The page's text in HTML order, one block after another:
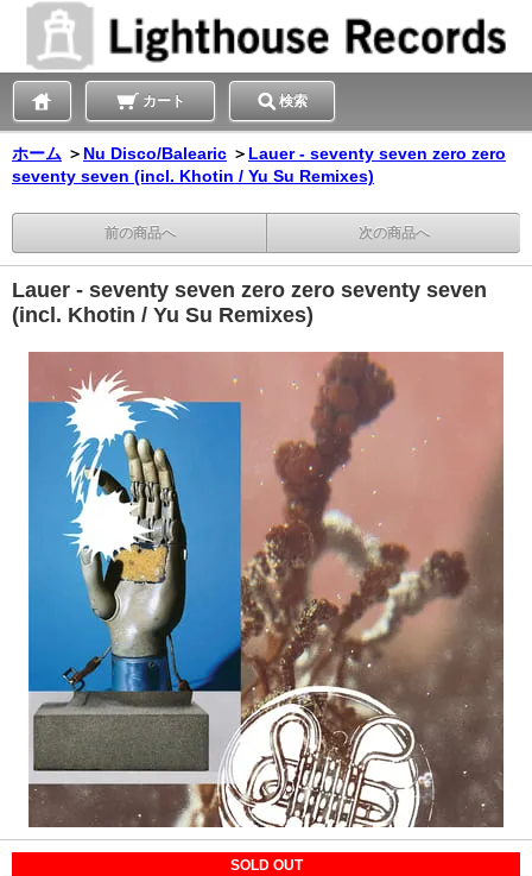
カート 検索
ホーム ＞ Nu Disco/Balearic ＞ Lauer - seventy seven zero zero
seventy seven (incl. Khotin / Yu Su Remixes)
前の商品へ 次の商品へ
Lauer - seventy seven zero zero seventy seven
(incl. Khotin / Yu Su Remixes)
SOLD OUT